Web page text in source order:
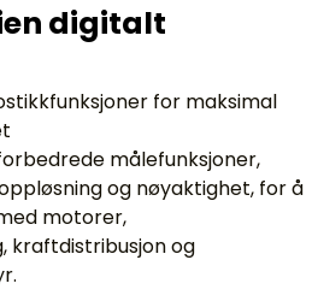
digitalt
for maksimal
målefunksjoner,
og nøyaktighet, for å
motorer,
kraftdistribusjon og